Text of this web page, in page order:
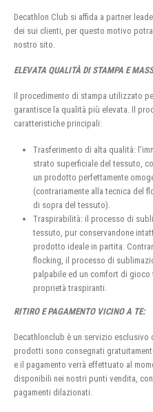
Decathlon Club si affida a partner
dei sui clienti, per questo motivo
nostro sito.
ELEVATA QUALITÀ DI STAMPA E
Il procedimento di stampa utilizzato
garantisce la qualità più elevata. Il
caratteristiche principali:
Trasferimento di alta qualità:
strato superficiale del tessuto,
un prodotto perfettamente
(contrariamente alla tecnica del
di sopra del tessuto).
Traspirabilità: il processo di
tessuto, pur conservandone
prodotto ideale in partita.
flocking, il processo di
palpabile ed un comfort di gioco
proprietà traspiranti.
RITIRO E PAGAMENTO VICINO A TE:
Decathlonclub è un servizio
prodotti sono consegnati
e il pagamento verrà effettuato al
disponibili nei nostri punti vendita,
pagamenti dilazionati.